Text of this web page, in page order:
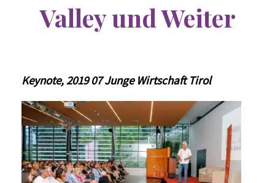
Valley und Weiter
Keynote, 2019 07 Junge Wirtschaft Tirol